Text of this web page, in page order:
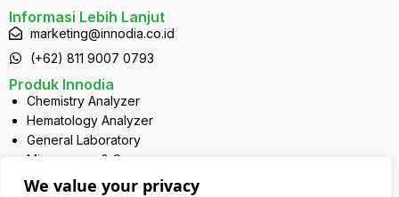
We value your privacy
Informasi Lebih Lanjut
marketing@innodia.co.id
(+62) 811 9007 0793
Produk Innodia
Chemistry Analyzer
Hematology Analyzer
General Laboratory
Microscope & Camera
Disposables